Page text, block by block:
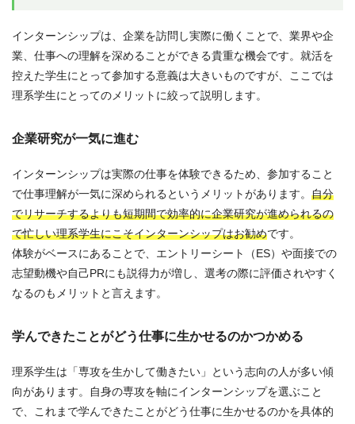
インターンシップは、企業を訪問し実際に働くことで、業界や企
業、仕事への理解を深めることができる貴重な機会です。就活を
控えた学生にとって参加する意義は大きいものですが、ここでは
理系学生にとってのメリットに絞って説明します。
企業研究が一気に進む
インターンシップは実際の仕事を体験できるため、参加すること
で仕事理解が一気に深められるというメリットがあります。 自分
でリサーチするよりも短期間で効率的に企業研究が進められるの
で忙しい理系学生にこそインターンシップはお勧めです。
体験がベースにあることで、エントリーシート（ES）や面接での
志望動機や自己PRにも説得力が増し、選考の際に評価されやすく
なるのもメリットと言えます。
学んできたことがどう仕事に生かせるのかつかめる
理系学生は「専攻を生かして働きたい」という志向の人が多い傾
向があります。自身の専攻を軸にインターンシップを選ぶこと
で、これまで学んできたことがどう仕事に生かせるのかを具体的